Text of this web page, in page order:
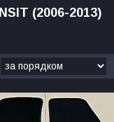
(2006-2013)